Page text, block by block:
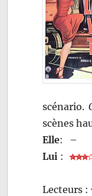
scénario.
scènes
Elle:
–
Lui :
Lecteurs :